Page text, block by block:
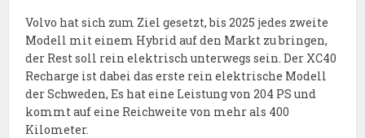
Volvo hat sich zum Ziel gesetzt, bis 2025 jedes zweite
Modell mit einem Hybrid auf den Markt zu bringen,
der Rest soll rein elektrisch unterwegs sein. Der XC40
Recharge ist dabei das erste rein elektrische Modell
der Schweden, Es hat eine Leistung von 204 PS und
kommt auf eine Reichweite von mehr als 400
Kilometer.